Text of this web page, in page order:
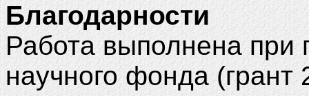
Благодарности
Работа выполнена при
научного фонда (грант